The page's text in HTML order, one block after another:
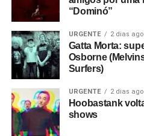
“Dominó”
URGENTE 2 dias ago
Gatta Morta:
Osborne
Surfers)
URGENTE 2 dias ago
Hoobastank
shows